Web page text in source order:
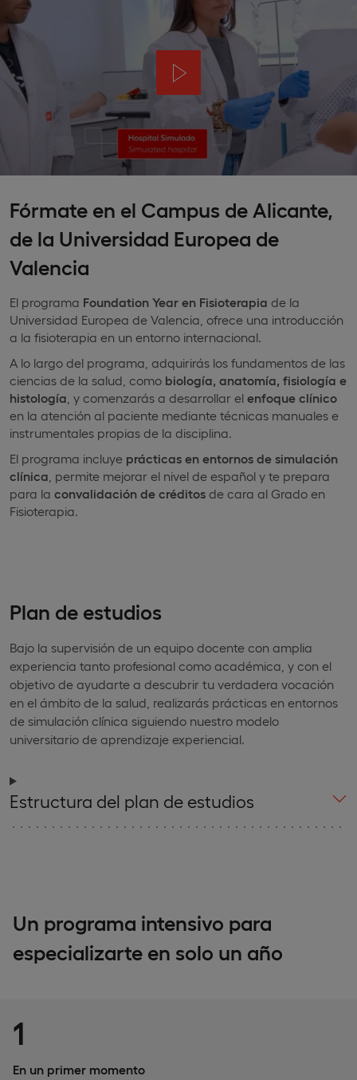
Fórmate en el Campus de Alicante,
de la Universidad Europea de
Valencia
El programa Foundation Year en Fisioterapia de la
Universidad Europea de Valencia, ofrece una introducción
a la fisioterapia en un entorno internacional.
A lo largo del programa, adquirirás los fundamentos de las
ciencias de la salud, como biología, anatomía, fisiología e
histología , y comenzarás a desarrollar el enfoque clínico
en la atención al paciente mediante técnicas manuales e
instrumentales propias de la disciplina.
El programa incluye prácticas en entornos de simulación
clínica , permite mejorar el nivel de español y te prepara
para la convalidación de créditos de cara al Grado en
Fisioterapia.
Plan de estudios
Bajo la supervisión de un equipo docente con amplia
experiencia tanto profesional como académica, y con el
objetivo de ayudarte a descubrir tu verdadera vocación
en el ámbito de la salud, realizarás prácticas en entornos
de simulación clínica siguiendo nuestro modelo
universitario de aprendizaje experiencial.
Estructura del plan de estudios
Un programa intensivo para
especializarte en solo un año
1
En un primer momento